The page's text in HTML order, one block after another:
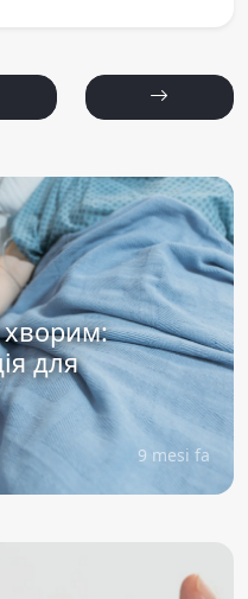
для
9 mesi fa